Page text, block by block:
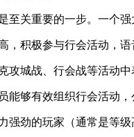
至关重要的一步。一个强
，积极参与行会活动，语
攻城战、行会战等活动中
能够有效组织行会活动
强劲的玩家（通常是等